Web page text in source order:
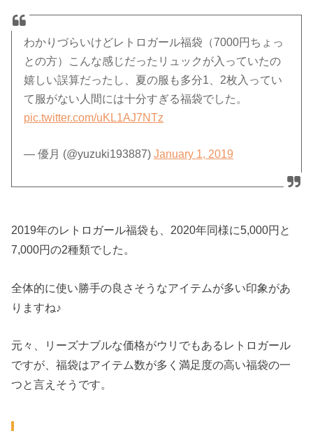
わかりづらいけどレトロガール福袋（7000円ちょっ
との方）こんな感じだったリュックが入っていたの
嬉しい誤算だったし、夏の服も多分1、2枚入ってい
て服がない人間には十分すぎる福袋でした。
pic.twitter.com/uKL1AJ7NTz
— 優月 (@yuzuki193887)January 1, 2019
2019年のレトロガール福袋も、2020年同様に5,000円と
7,000円の2種類でした。
全体的に使い勝手の良さそうなアイテムが多い印象があ
りますね♪
元々、リーズナブルな価格がウリでもあるレトロガール
ですが、福袋はアイテム数が多く満足度の高い福袋の一
つと言えそうです。